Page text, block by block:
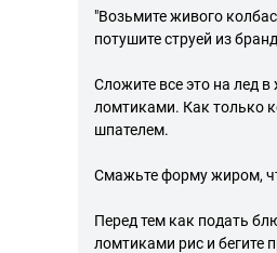
"Возьмите живого
потушите струей из
Сложите все это на лед
ломтиками. Как только
шпателем.
Смажьте форму жиром,
Перед тем как подать
ломтиками рис и бегите